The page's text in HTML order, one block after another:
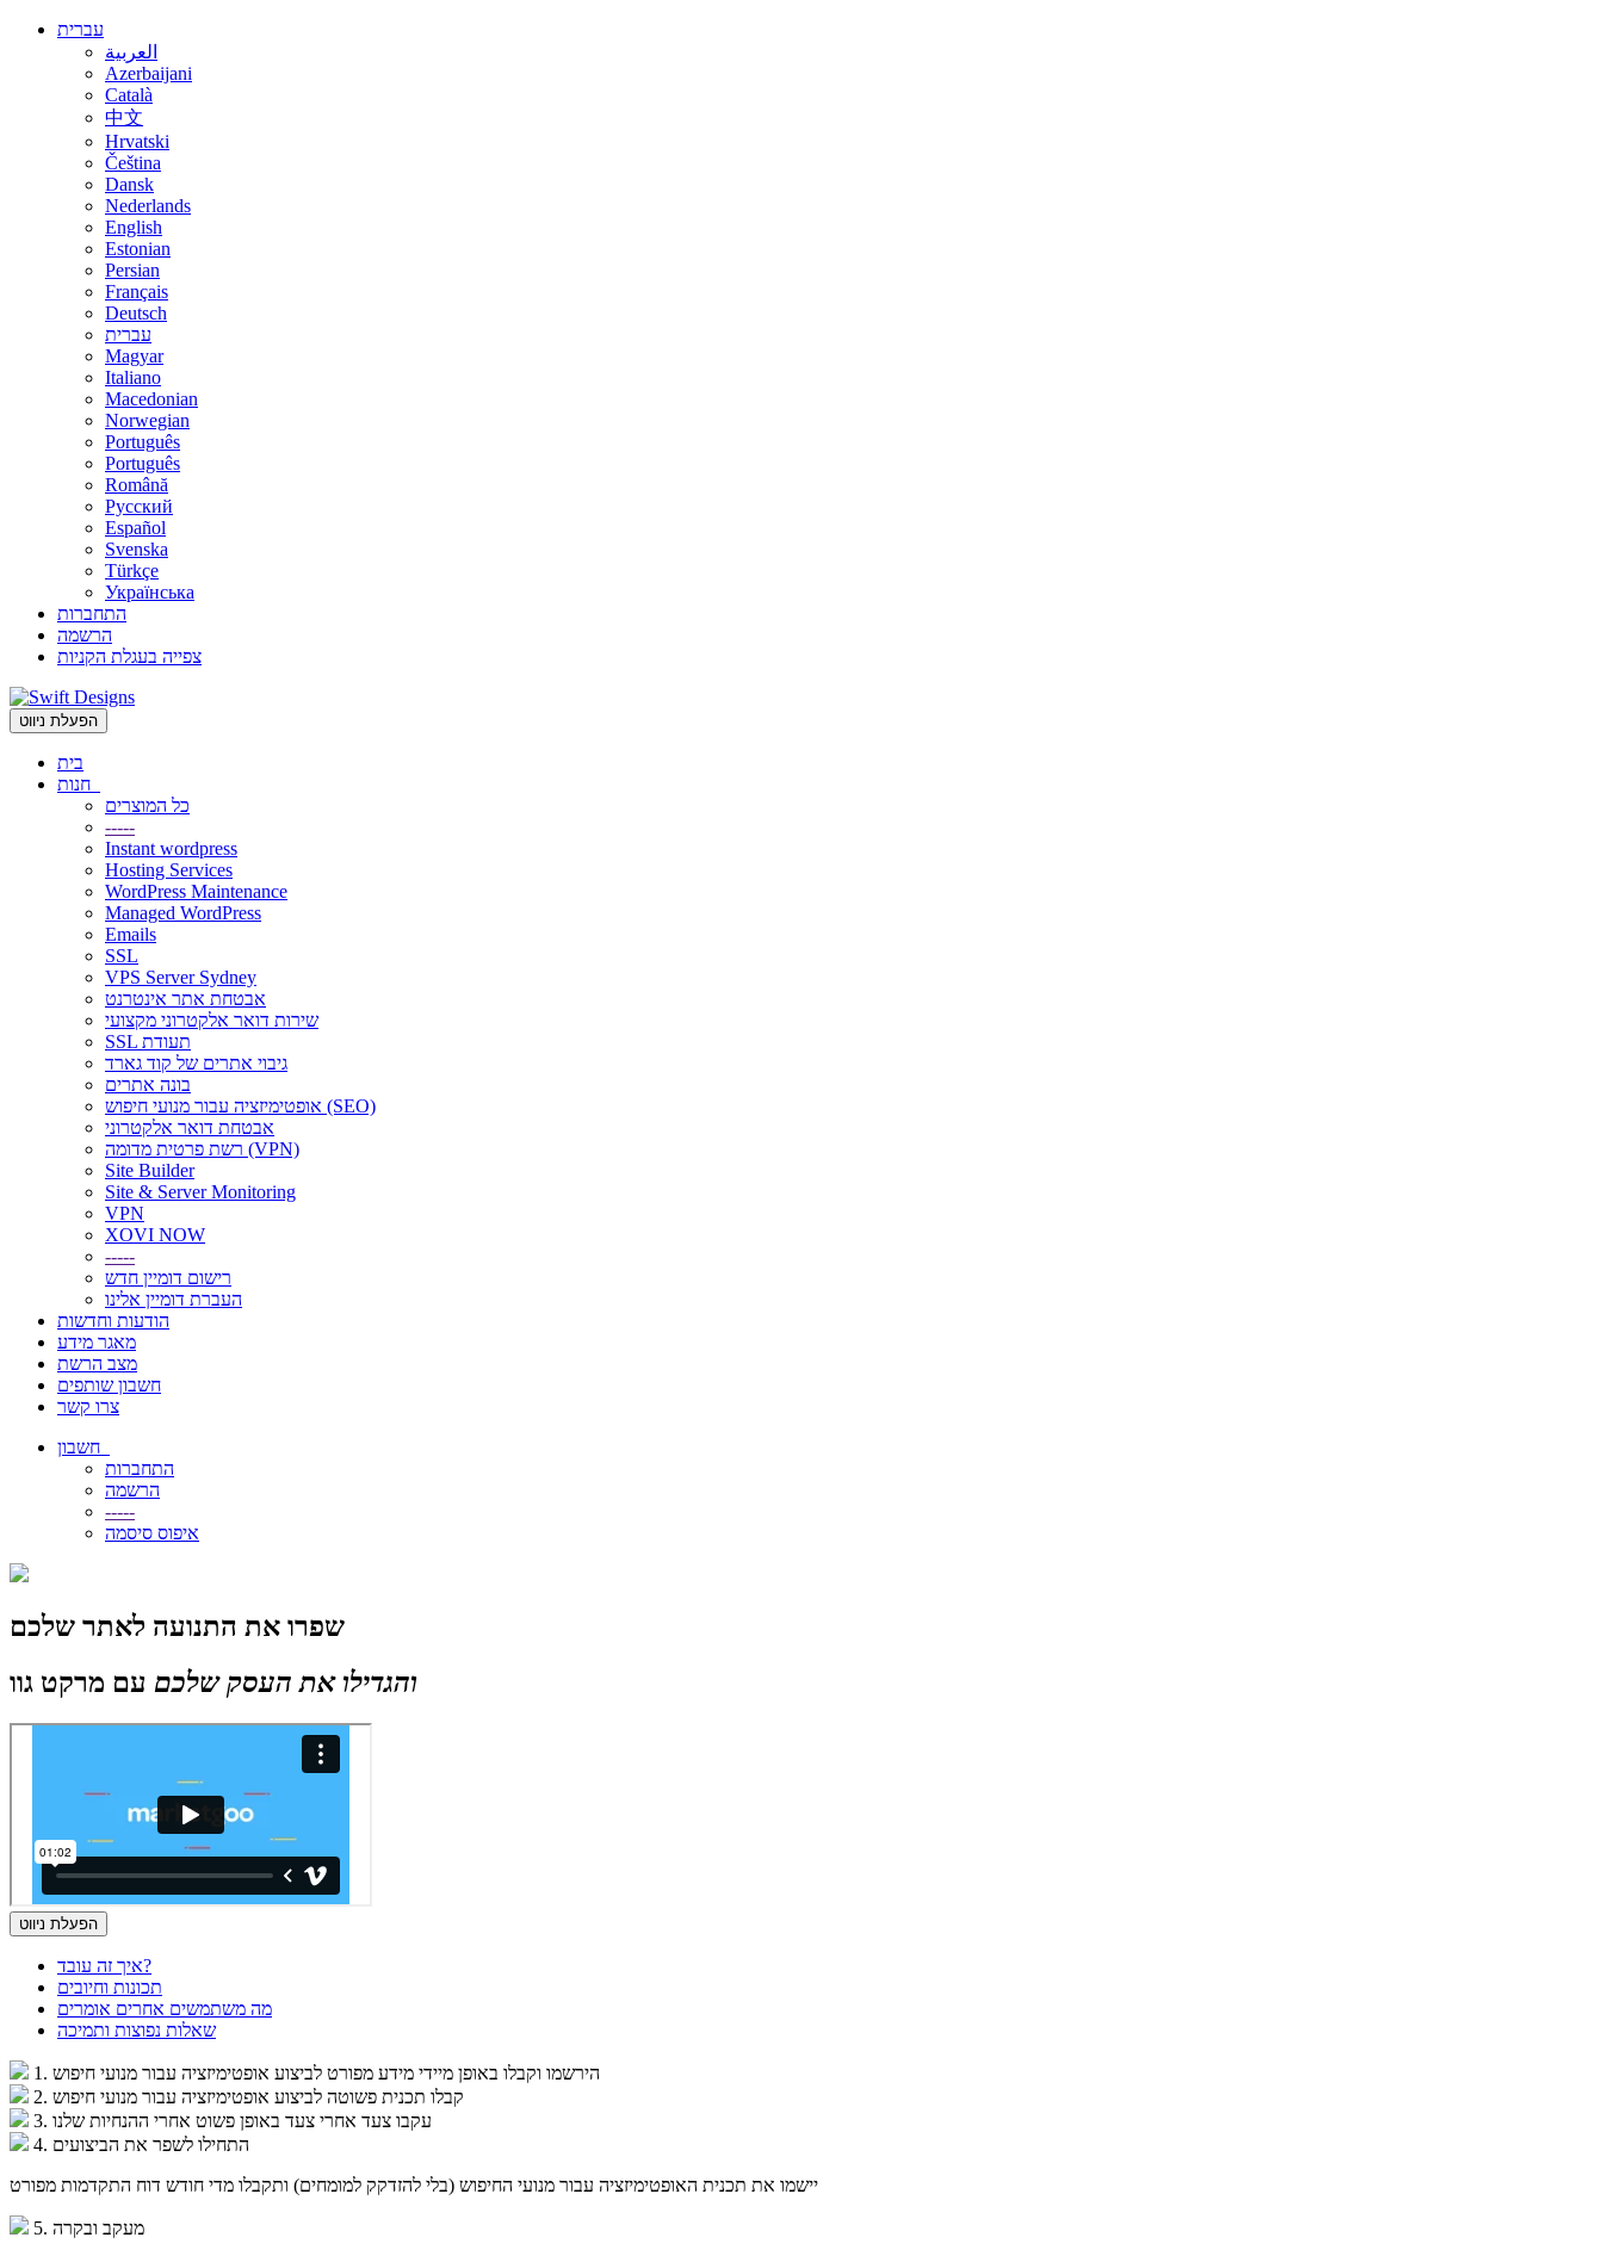
עברית
العربية
Azerbaijani
Català
中文
Hrvatski
Čeština
Dansk
Nederlands
English
Estonian
Persian
Français
Deutsch
עברית
Magyar
Italiano
Macedonian
Norwegian
Português
Português
Română
Русский
Español
Svenska
Türkçe
Українська
התחברות
הרשמה
צפייה בעגלת הקניות
הפעלת ניווט
בית
כל המוצרים
-----
Instant wordpress
Hosting Services
WordPress Maintenance
Managed WordPress
Emails
SSL
VPS Server Sydney
אבטחת אתר אינטרנט
שירות דואר אלקטרוני מקצועי
SSL תעודת
גיבוי אתרים של קוד גארד
בונה אתרים
אופטימיזציה עבור מנועי חיפוש (SEO)
אבטחת דואר אלקטרוני
רשת פרטית מדומה (VPN)
Site Builder
Site & Server Monitoring
VPN
XOVI NOW
-----
רישום דומיין חדש
העברת דומיין אלינו
הודעות וחדשות
מאגר מידע
מצב הרשת
חשבון שותפים
צרו קשר
התחברות
הרשמה
-----
איפוס סיסמה
שפרו את התנועה לאתר שלכם
והגדילו את העסק שלכם עם מרקט גוו
הפעלת ניווט
איך זה עובד?
תכונות וחיובים
מה משתמשים אחרים אומרים
שאלות נפוצות ותמיכה
1. הירשמו וקבלו באופן מיידי מידע מפורט לביצוע אופטימיזציה עבור מנועי חיפוש
2. קבלו תכנית פשוטה לביצוע אופטימיזציה עבור מנועי חיפוש
3. עקבו צעד אחרי צעד באופן פשוט אחרי ההנחיות שלנו
4. התחילו לשפר את הביצועים
יישמו את תכנית האופטימיזציה עבור מנועי החיפוש (בלי להזדקק למומחים) ותקבלו מדי חודש דוח התקדמות מפורט
5. מעקב ובקרה